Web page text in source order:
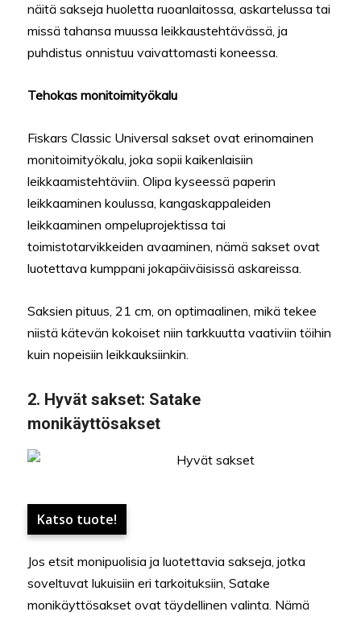
näitä sakseja huoletta ruoanlaitossa, askartelussa tai
missä tahansa muussa leikkaustehtävässä, ja
puhdistus onnistuu vaivattomasti koneessa.
Tehokas monitoimityökalu
Fiskars Classic Universal sakset ovat erinomainen
monitoimityökalu, joka sopii kaikenlaisiin
leikkaamistehtäviin. Olipa kyseessä paperin
leikkaaminen koulussa, kangaskappaleiden
leikkaaminen ompeluprojektissa tai
toimistotarvikkeiden avaaminen, nämä sakset ovat
luotettava kumppani jokapäiväisissä askareissa.
Saksien pituus, 21 cm, on optimaalinen, mikä tekee
niistä kätevän kokoiset niin tarkkuutta vaativiin töihin
kuin nopeisiin leikkauksiinkin.
2. Hyvät sakset: Satake
monikäyttösakset
Katso tuote!
Jos etsit monipuolisia ja luotettavia sakseja, jotka
soveltuvat lukuisiin eri tarkoituksiin, Satake
monikäyttösakset ovat täydellinen valinta. Nämä